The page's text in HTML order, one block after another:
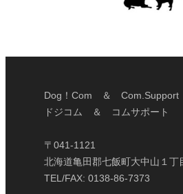
Dog！Com ＆ Com.Support
ドジコム ＆ コムサポート
〒041-1121
北海道亀田郡七飯町大中山１丁
TEL/FAX: 0138-86-7373